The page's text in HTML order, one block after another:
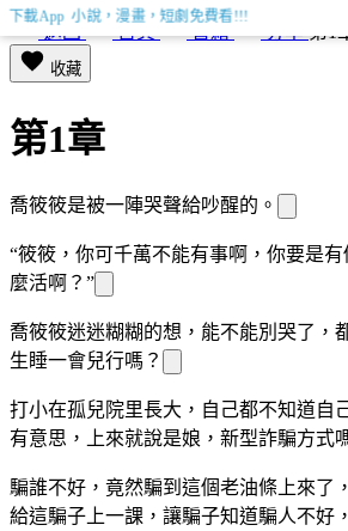
下載App 小說，漫畫，短劇免費看!!!
返回 首頁 書籍 分享 第1
收藏
第1章
喬筱筱是被一陣哭聲給吵醒的。
“筱筱，你可千萬不能有事啊，你要是
麼活啊？”
喬筱筱迷迷糊糊的想，能不能別哭了，
生睡一會兒行嗎？
打小在孤兒院里長大，自己都不知道自
有意思，上來就說是娘，新型詐騙方式
騙誰不好，竟然騙到 這個老油條 上來了
給這騙子上一課，讓騙子知道騙人不好